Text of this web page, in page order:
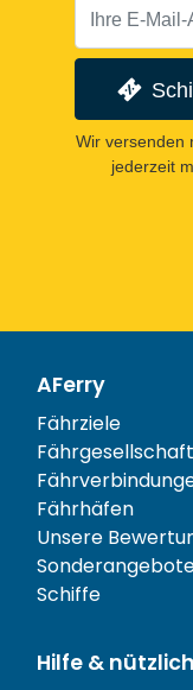
Wir versenden
jederzeit
AFerry
Fährziele
Fährhäfen
Unsere
Schiffe
Hilfe &